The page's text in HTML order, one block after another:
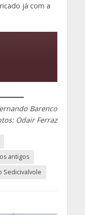
já com a
Barenco
Odair Ferraz
antigos
Sedicivalvole